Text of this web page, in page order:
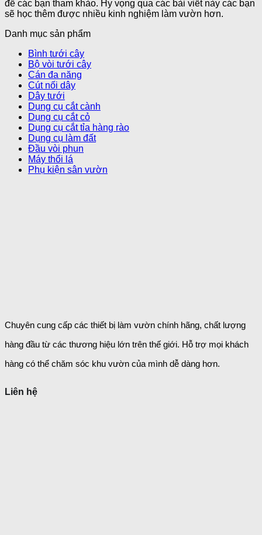
để các bạn tham khảo. Hy vọng qua các bài viết này các bạn
sẽ học thêm được nhiều kinh nghiệm làm vườn hơn.
Danh mục sản phẩm
Bình tưới cây
Bộ vòi tưới cây
Cán đa năng
Cút nối dây
Dây tưới
Dụng cụ cắt cành
Dụng cụ cắt cỏ
Dụng cụ cắt tỉa hàng rào
Dụng cụ làm đất
Đầu vòi phun
Máy thổi lá
Phụ kiện sân vườn
Chuyên cung cấp các thiết bị làm vườn chính hãng, chất lượng
hàng đầu từ các thương hiệu lớn trên thế giới. Hỗ trợ mọi khách
hàng có thể chăm sóc khu vườn của mình dễ dàng hơn.
Liên hệ